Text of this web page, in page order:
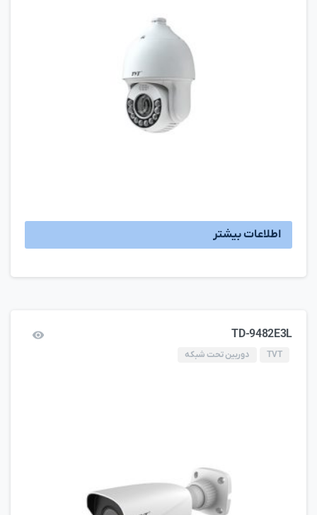
اطلاعات بیشتر
TD-9482E3L
TVT دوربین تحت شبکه